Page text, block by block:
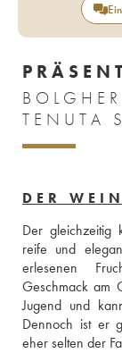
DER WEIN
Der gleichzeitig
reife und
erlesenen
Geschmack am
Jugend und
Dennoch ist er
eher selten der